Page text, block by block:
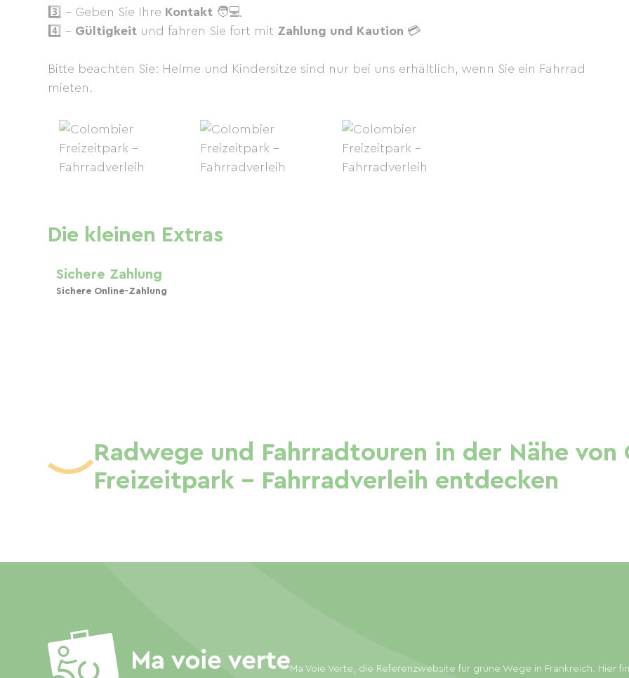
3️⃣ - Geben Sie Ihre Kontakt 🧑💻
4️⃣ - Gültigkeit und fahren Sie fort mit Zahlung und Kaution 💳
Bitte beachten Sie: Helme und Kindersitze sind nur bei uns erhältlich, wenn Sie ein Fahrrad
mieten.
Die kleinen Extras
Sichere Zahlung
Sichere Online-Zahlung
Radwege und Fahrradtouren in der Nähe von
Freizeitpark – Fahrradverleih entdecken
Ma Voie Verte, die Referenzwebsite für grüne Wege in Frankreich. Hier